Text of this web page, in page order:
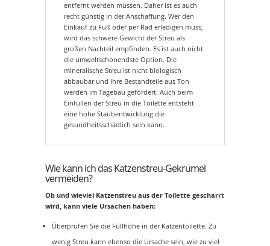
entfernt werden müssen. Daher ist es auch
recht günstig in der Anschaffung. Wer den
Einkauf zu Fuß oder per Rad erledigen muss,
wird das schwere Gewicht der Streu als
großen Nachteil empfinden. Es ist auch nicht
die umweltschonendste Option. Die
mineralische Streu ist nicht biologisch
abbaubar und ihre Bestandteile aus Ton
werden im Tagebau gefördert. Auch beim
Einfüllen der Streu in die Toilette entsteht
eine hohe Staubentwicklung die
gesundheitsschädlich sein kann.
Wie kann ich das Katzenstreu-Gekrümel
vermeiden?
Ob und wieviel Katzenstreu aus der Toilette gescharrt
wird, kann viele Ursachen haben:
Überprüfen Sie die Füllhöhe in der Katzentoilette. Zu
wenig Streu kann ebenso die Ursache sein, wie zu viel